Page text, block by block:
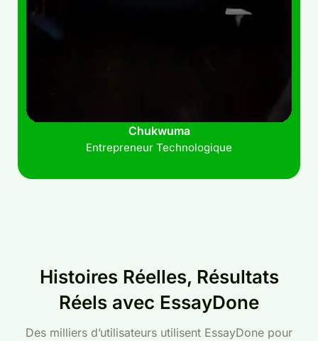
Chukwuma
Entrepreneur Technologique
Histoires Réelles, Résultats
Réels avec EssayDone
Des milliers d’utilisateurs utilisent EssayDone pour